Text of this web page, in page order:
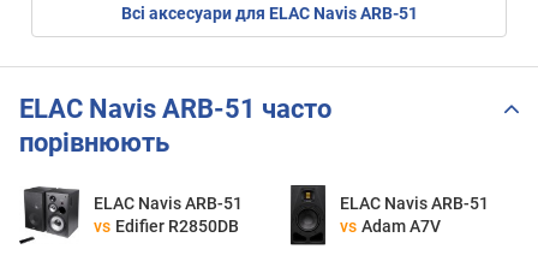
Всі аксесуари для ELAC Navis ARB-51
ELAC Navis ARB-51 часто
порівнюють
ELAC Navis ARB-51
vs Edifier R2850DB
ELAC Navis ARB-51
vs Adam A7V